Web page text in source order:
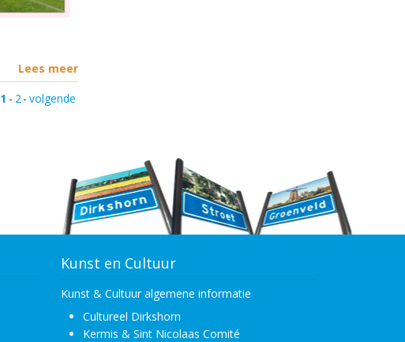
Lees meer
1 - 2- volgende
Kunst en Cultuur
Kunst & Cultuur algemene informatie
Cultureel Dirkshorn
Kermis & Sint Nicolaas Comité